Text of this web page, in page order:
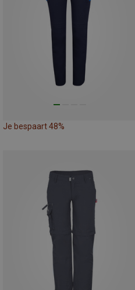
Je bespaart 48%